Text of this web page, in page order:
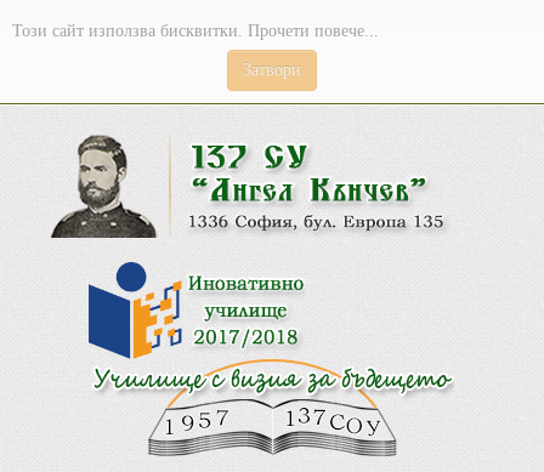
Този сайт използва бисквитки. Прочети повече...
Затвори